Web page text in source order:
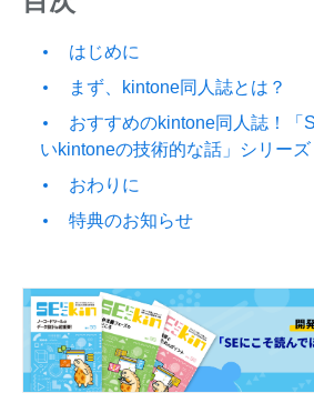
はじめに
まず、kintone同人誌とは？
おすすめのkintone同人誌！「
いkintoneの技術的な話」シリーズ
おわりに
特典のお知らせ